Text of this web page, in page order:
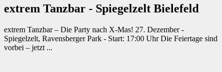
extrem Tanzbar - Spiegelzelt Bielefeld
extrem Tanzbar – Die Party nach X-Mas! 27. Dezember -
Spiegelzelt, Ravensberger Park - Start: 17:00 Uhr Die Feiertage sind
vorbei – jetzt ...